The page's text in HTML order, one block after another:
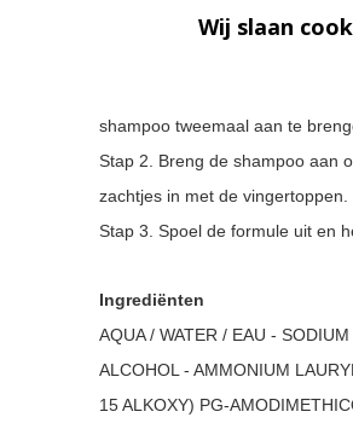
shampoo tweemaal aan te
Stap 2. Breng de shampoo aan
zachtjes in met de vingertoppen.
Stap 3. Spoel de formule uit en
Ingrediënten
AQUA / WATER / EAU -
ALCOHOL - AMMONIUM
15 ALKOXY) PG-
Wij slaan